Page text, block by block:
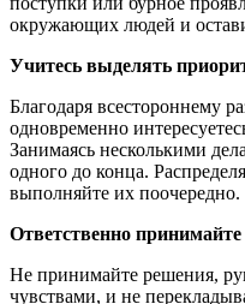
окружающих людей и
Учитесь выделять
Благодаря всестороннему
одновременно
Занимаясь несколькими
одного до конца.
выполняйте их поочередно.
Ответственно
Не принимайте решения,
чувствами, и не